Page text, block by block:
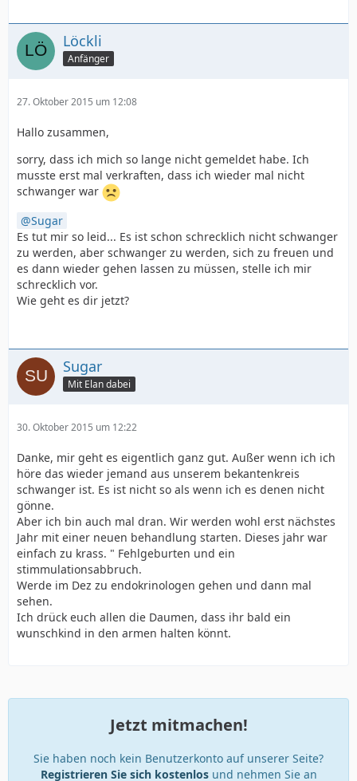
Löckli
Anfänger
27. Oktober 2015 um 12:08
Hallo zusammen,
sorry, dass ich mich so lange nicht gemeldet habe. Ich
musste erst mal verkraften, dass ich wieder mal nicht
schwanger war
Sugar
Es tut mir so leid... Es ist schon schrecklich nicht schwanger
zu werden, aber schwanger zu werden, sich zu freuen und
es dann wieder gehen lassen zu müssen, stelle ich mir
schrecklich vor.
Wie geht es dir jetzt?
Sugar
Mit Elan dabei
30. Oktober 2015 um 12:22
Danke, mir geht es eigentlich ganz gut. Außer wenn ich ich
höre das wieder jemand aus unserem bekantenkreis
schwanger ist. Es ist nicht so als wenn ich es denen nicht
gönne.
Aber ich bin auch mal dran. Wir werden wohl erst nächstes
Jahr mit einer neuen behandlung starten. Dieses jahr war
einfach zu krass. " Fehlgeburten und ein
stimmulationsabbruch.
Werde im Dez zu endokrinologen gehen und dann mal
sehen.
Ich drück euch allen die Daumen, dass ihr bald ein
wunschkind in den armen halten könnt.
Jetzt mitmachen!
Sie haben noch kein Benutzerkonto auf unserer Seite?
Registrieren Sie sich kostenlosund nehmen Sie an